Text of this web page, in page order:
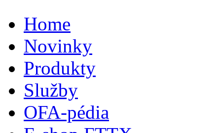
Home
Novinky
Produkty
Služby
OFA-pédia